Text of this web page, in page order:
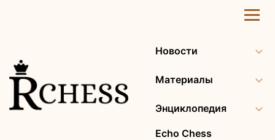
Новости
Материалы
Энциклопедия
Echo Chess